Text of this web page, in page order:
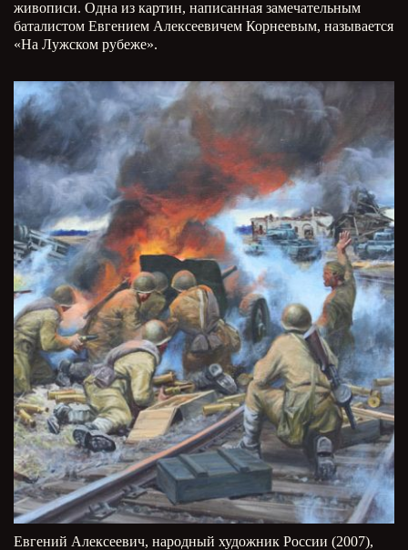
живописи. Одна из картин, написанная замечательным
баталистом Евгением Алексеевичем Корнеевым, называется
«На Лужском рубеже».
Евгений Алексеевич, народный художник России (2007),